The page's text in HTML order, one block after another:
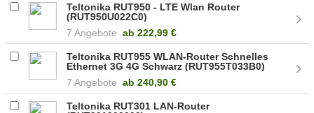
Teltonika RUT950 - LTE Wlan Router
(RUT950U022C0)
7 Angebote ab 222,99 €
Teltonika RUT955 WLAN-Router Schnelles
Ethernet 3G 4G Schwarz (RUT955T033B0)
7 Angebote ab 240,90 €
Teltonika RUT301 LAN-Router